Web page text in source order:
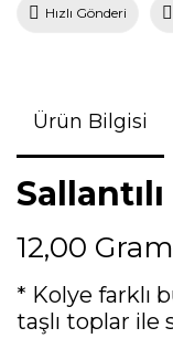
Hızlı Gönderi
Ürün Bilgisi
12,00
* Kolye farklı
taşlı toplar ile